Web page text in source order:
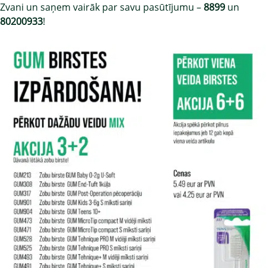
Zvani un saņem vairāk par savu pasūtījumu –8899 un
80200933!